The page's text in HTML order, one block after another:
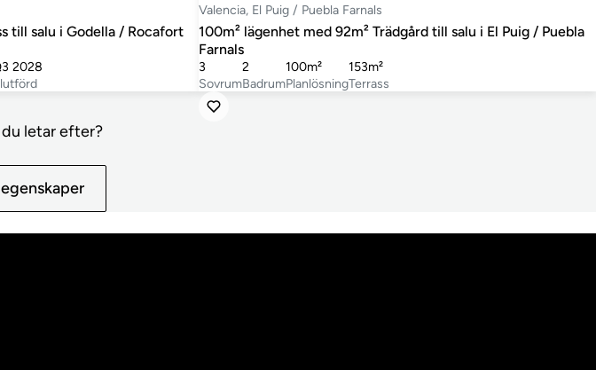
till salu i Godella / Rocafort
2028
Valencia, El Puig / Puebla Farnals
100m² lägenhet med 92m² Trädgård till salu i El Puig / Puebla
Farnals
Sovrum
3
Badrum
2
Planlösning
100m²
Terrass
153m²
letar efter?